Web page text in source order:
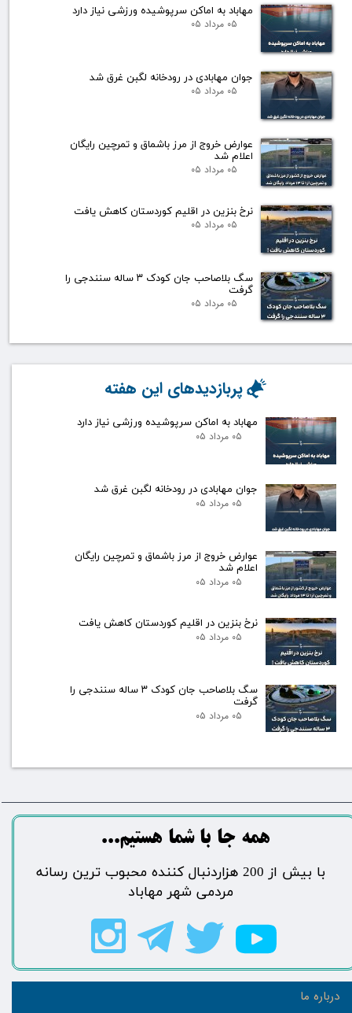
مهاباد به اماکن سرپوشیده ورزشی نیاز دارد
۰۵ مرداد ۰۵
جوان مهابادی در رودخانه لگبن غرق شد
۰۵ مرداد ۰۵
عوارض خروج از مرز باشماق و تمرچین رایگان
اعلام شد
۰۵ مرداد ۰۵
نرخ بنزین در اقلیم کوردستان کاهش یافت
۰۵ مرداد ۰۵
سگ بلاصاحب جان کودک ۳ ساله سنندجی را
گرفت
۰۵ مرداد ۰۵
مهاباد به اماکن سرپوشیده ورزشی نیاز دارد
۰۵ مرداد ۰۵
جوان مهابادی در رودخانه لگبن غرق شد
۰۵ مرداد ۰۵
عوارض خروج از مرز باشماق و تمرچین رایگان
اعلام شد
۰۵ مرداد ۰۵
نرخ بنزین در اقلیم کوردستان کاهش یافت
۰۵ مرداد ۰۵
سگ بلاصاحب جان کودک ۳ ساله سنندجی را
گرفت
۰۵ مرداد ۰۵
پربازدیدهای این هفته
درباره ما
​​​همه جا با شما هستیم...​​​​​​​​​​​​​​
​با بیش از 200 هزاردنبال کننده محبوب ترین رسانه
مردمی شهر مهاباد​​​​​​​​​​​​​​